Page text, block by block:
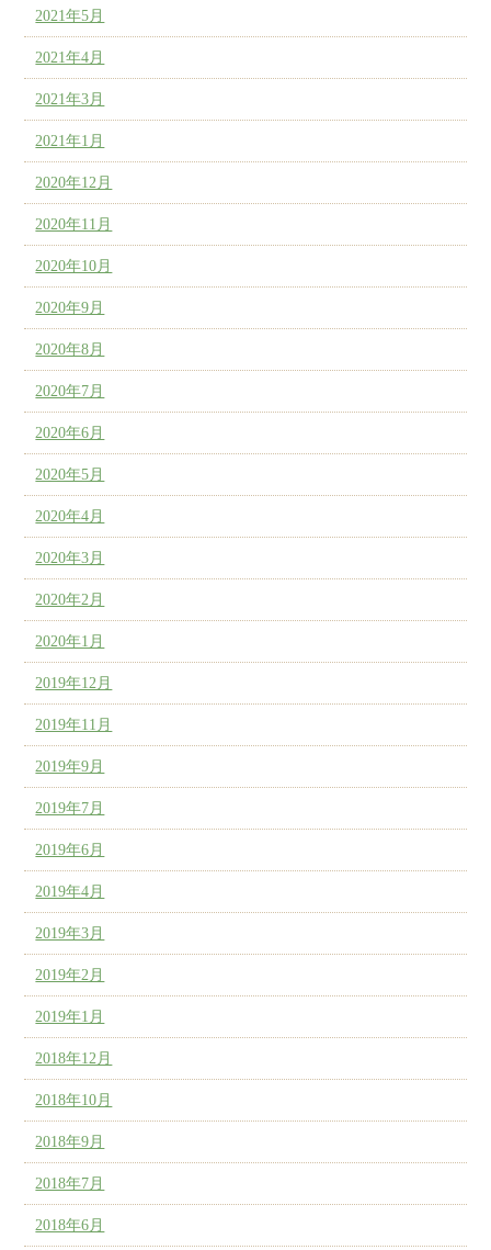
2021年5月
2021年4月
2021年3月
2021年1月
2020年12月
2020年11月
2020年10月
2020年9月
2020年8月
2020年7月
2020年6月
2020年5月
2020年4月
2020年3月
2020年2月
2020年1月
2019年12月
2019年11月
2019年9月
2019年7月
2019年6月
2019年4月
2019年3月
2019年2月
2019年1月
2018年12月
2018年10月
2018年9月
2018年7月
2018年6月